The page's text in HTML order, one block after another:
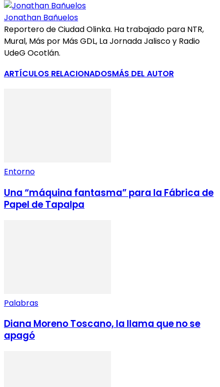
Jonathan Bañuelos
Reportero de Ciudad Olinka. Ha trabajado para NTR,
Mural, Más por Más GDL, La Jornada Jalisco y Radio
UdeG Ocotlán.
ARTÍCULOS RELACIONADOSMÁS DEL AUTOR
Entorno
Una “máquina fantasma” para la Fábrica de
Papel de Tapalpa
Palabras
Diana Moreno Toscano, la llama que no se
apagó